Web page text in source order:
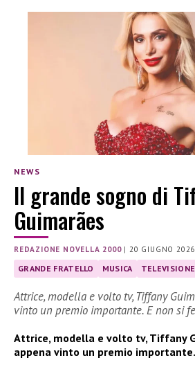
NEWS
Il grande sogno di
Guimarães
REDAZIONE NOVELLA 2000|20 GIUGNO 2026
GRANDE FRATELLO MUSICA TELEVISIONE
Attrice, modella e volto tv, Tiffany
vinto un premio importante. E non si
Attrice, modella e volto tv, Tiffany
appena vinto un premio